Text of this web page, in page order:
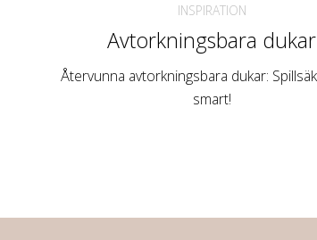
INSPIRATION
Avtorkningsbara dukar
Återvunna avtorkningsbara dukar:
smart!